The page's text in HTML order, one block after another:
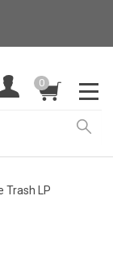
0
Trash LP